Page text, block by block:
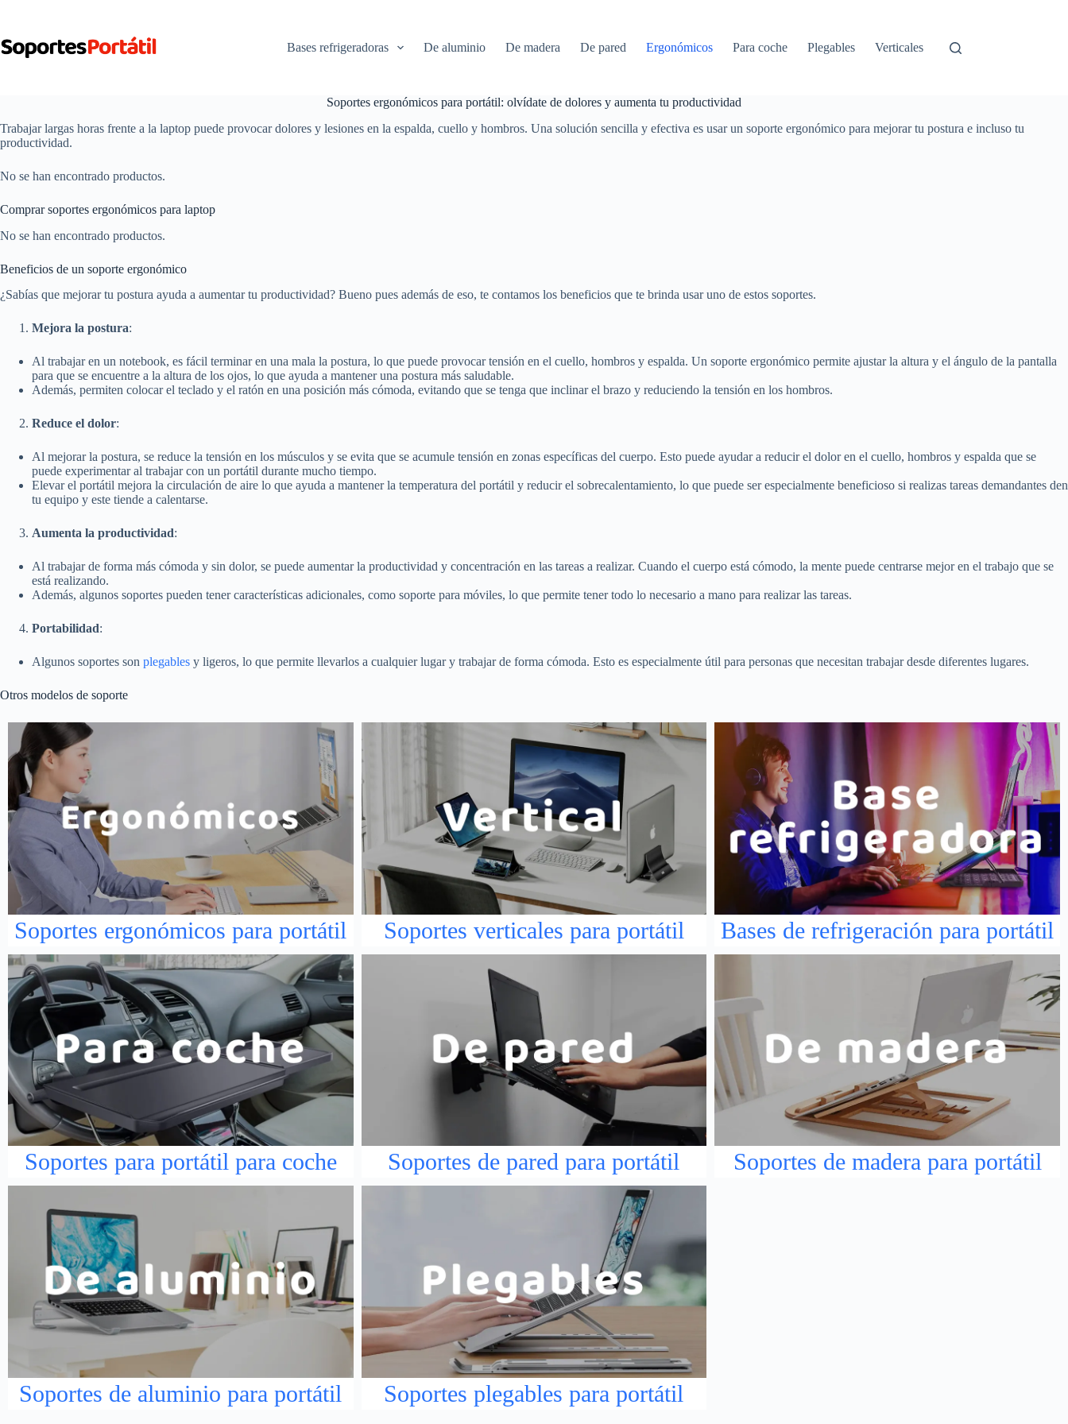
Bases refrigeradoras De aluminio De madera De pared Ergonómicos Para coche Plegables Verticales
Soportes ergonómicos para portátil: olvídate de dolores y aumenta tu productividad
Trabajar largas horas frente a la laptop puede provocar dolores y lesiones en la espalda, cuello y hombros. Una solución sencilla y efectiva es usar un soporte ergonómico para mejorar tu postura e incluso tu
productividad.
No se han encontrado productos.
Comprar soportes ergonómicos para laptop
No se han encontrado productos.
Beneficios de un soporte ergonómico
¿Sabías que mejorar tu postura ayuda a aumentar tu productividad? Bueno pues además de eso, te contamos los beneficios que te brinda usar uno de estos soportes.
Mejora la postura:
Al trabajar en un notebook, es fácil terminar en una mala la postura, lo que puede provocar tensión en el cuello, hombros y espalda. Un soporte ergonómico permite ajustar la altura y el ángulo de la pantalla
para que se encuentre a la altura de los ojos, lo que ayuda a mantener una postura más saludable.
Además, permiten colocar el teclado y el ratón en una posición más cómoda, evitando que se tenga que inclinar el brazo y reduciendo la tensión en los hombros.
Reduce el dolor:
Al mejorar la postura, se reduce la tensión en los músculos y se evita que se acumule tensión en zonas específicas del cuerpo. Esto puede ayudar a reducir el dolor en el cuello, hombros y espalda que se
puede experimentar al trabajar con un portátil durante mucho tiempo.
Elevar el portátil mejora la circulación de aire lo que ayuda a mantener la temperatura del portátil y reducir el sobrecalentamiento, lo que puede ser especialmente beneficioso si realizas tareas demandantes den
tu equipo y este tiende a calentarse.
Aumenta la productividad:
Al trabajar de forma más cómoda y sin dolor, se puede aumentar la productividad y concentración en las tareas a realizar. Cuando el cuerpo está cómodo, la mente puede centrarse mejor en el trabajo que se
está realizando.
Además, algunos soportes pueden tener características adicionales, como soporte para móviles, lo que permite tener todo lo necesario a mano para realizar las tareas.
Portabilidad:
Algunos soportes son plegables y ligeros, lo que permite llevarlos a cualquier lugar y trabajar de forma cómoda. Esto es especialmente útil para personas que necesitan trabajar desde diferentes lugares.
Otros modelos de soporte
Soportes ergonómicos para portátil Soportes verticales para portátil Bases de refrigeración para portátil
Soportes para portátil para coche Soportes de pared para portátil Soportes de madera para portátil
Soportes de aluminio para portátil Soportes plegables para portátil